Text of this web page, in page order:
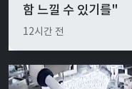
함 느낄 수 있기를"
12시간 전